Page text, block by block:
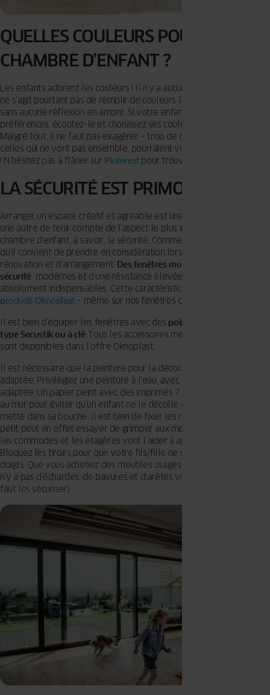
QUELLES COULEURS POUR UNE
CHAMBRE D’ENFANT ?
Les enfants adorent les couleurs ! Il n’y a aucun doute là-dessus
ne s’agit pourtant pas de remplir de couleurs la chambre du petit
sans aucune réflexion en amont. Si votre enfant a déjà ses
préférences, écoutez-le et choisissez ses couleurs préférées.
Malgré tout, il ne faut pas exagérer – trop de couleurs, notamment
celles qui ne vont pas ensemble, pourraient vite tourner au désastre
! N’hésitez pas à flâner sur Pinterestpour trouver vos inspirations.
LA SÉCURITÉ EST PRIMORDIALE
Arranger un espace créatif et agréable est une chose, mais c’en est
une autre de tenir compte de l’aspect le plus important dans une
chambre d’enfant, à savoir, la sécurité. Commençons par les bases
qu’il convient de prendre en considération lors des travaux de
rénovation et d’arrangement. Des fenêtres munies de verre de
sécurité modernes et d’une résistance élevée à la casse sont
absolument indispensables. Cette caractéristique est propre aux
produits Oknoplast– même sur nos fenêtres de grande surface.
Il est bien d’équiper les fenêtres avec des poignées sécurisées de
type Secustik ou à clé. Tous les accessoires mentionnés ci-dessus
sont disponibles dans l’offre Oknoplast.
Il est nécessaire que la peinture pour la décoration intérieure soit
adaptée. Privilégiez une peinture à l’eau, avec une composition
adaptée. Un papier peint avec des imprimés ? Il faut bien le coller
au mur pour éviter qu’un enfant ne le décolle et, par exemple, le
mette dans sa bouche. Il est bien de fixer les meubles au mur. Votre
petit peut en effet essayer de grimper aux meubles, mais surtout,
les commodes et les étagères vont l’aider à apprendre à marcher.
Bloquez les tiroirs pour que votre fils/fille ne se coince pas les
doigts. Que vous achetiez des meubles usagés ou neufs, vérifiez qu’il
n’y a pas d’échardes, de bavures et d’arêtes vives (le cas échéant, il
faut les sécuriser).